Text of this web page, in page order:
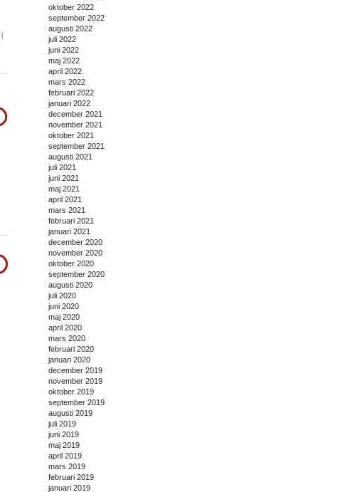
|
oktober 2022
september 2022
augusti 2022
juli 2022
juni 2022
maj 2022
april 2022
mars 2022
februari 2022
januari 2022
december 2021
november 2021
oktober 2021
september 2021
augusti 2021
juli 2021
juni 2021
maj 2021
april 2021
mars 2021
februari 2021
januari 2021
december 2020
november 2020
oktober 2020
september 2020
augusti 2020
juli 2020
juni 2020
maj 2020
april 2020
mars 2020
februari 2020
januari 2020
december 2019
november 2019
oktober 2019
september 2019
augusti 2019
juli 2019
juni 2019
maj 2019
april 2019
mars 2019
februari 2019
januari 2019